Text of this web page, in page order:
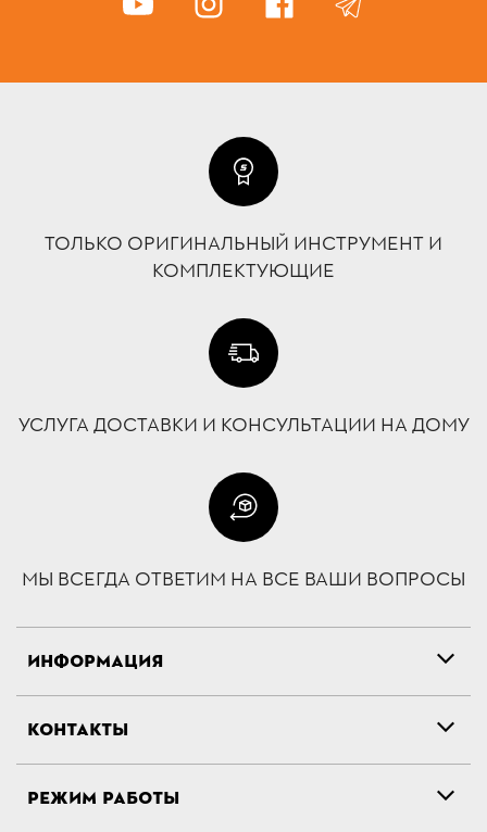
ТОЛЬКО ОРИГИНАЛЬНЫЙ ИНСТРУМЕНТ И
КОМПЛЕКТУЮЩИЕ
УСЛУГА ДОСТАВКИ И КОНСУЛЬТАЦИИ НА ДОМУ
МЫ ВСЕГДА ОТВЕТИМ НА ВСЕ ВАШИ ВОПРОСЫ
ИНФОРМАЦИЯ
КОНТАКТЫ
РЕЖИМ РАБОТЫ